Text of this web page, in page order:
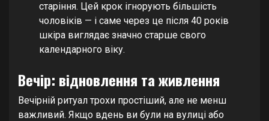
старіння. Цей крок ігнорують більшість
чоловіків — і саме через це після 40 років
шкіра виглядає значно старше свого
календарного віку.
Вечір: відновлення та живлення
Вечірній ритуал трохи простіший, але не менш
важливий. Якщо вдень ви були на вулиці або